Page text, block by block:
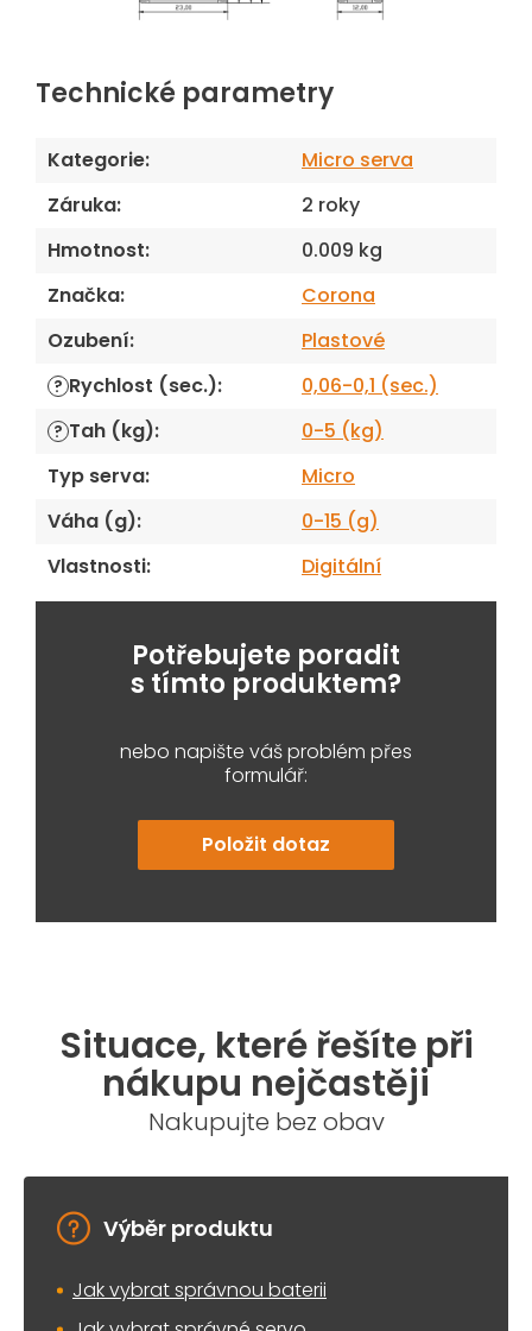
Technické parametry
Kategorie:
Micro serva
Záruka:
2 roky
Hmotnost:
0.009 kg
Značka:
Corona
Ozubení: Plastové
? Rychlost (sec.): 0,06-0,1 (sec.)
? Tah (kg):
0-5 (kg)
Typ serva:
Micro
Váha (g):
0-15 (g)
Vlastnosti: Digitální
Potřebujete poradit
s tímto produktem?
nebo napište váš problém přes
formulář:
Položit dotaz
Situace, které řešíte při
nákupu nejčastěji
Nakupujte bez obav
Výběr produktu
Jak vybrat správnou baterii